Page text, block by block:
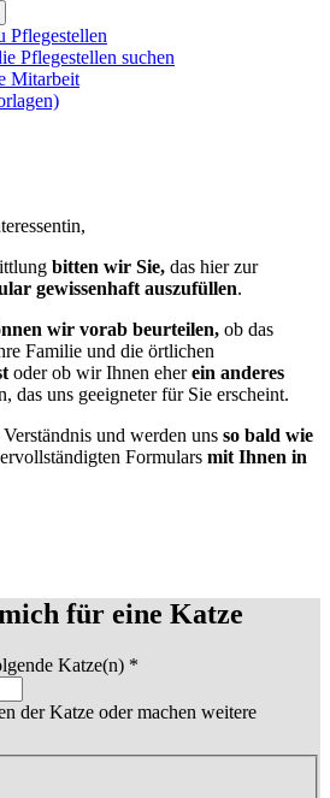
Pflegestellen
Pflegestellen suchen
Mitarbeit
bitten wir Sie, das hier zur
gewissenhaft auszufüllen.
wir vorab beurteilen, ob das
Familie und die örtlichen
oder ob wir Ihnen eherein anderes
das uns geeigneter für Sie erscheint.
und werden uns so bald wie
Formulars mit Ihnen in
für eine Katze
Katze(n) *
der Katze oder machen weitere